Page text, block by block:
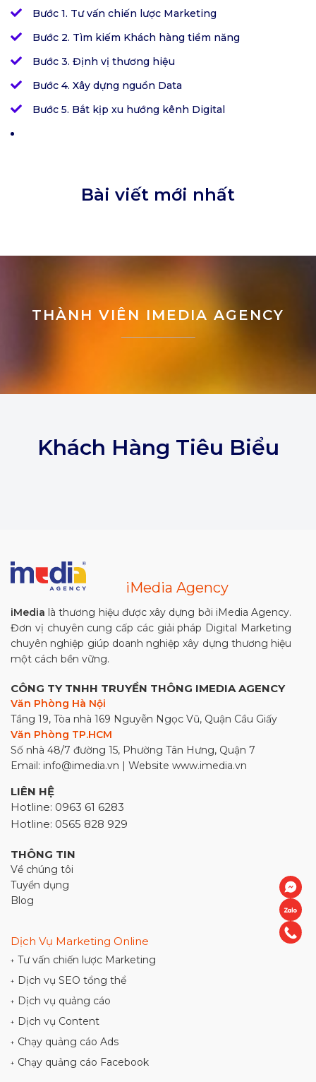
Bước 1. Tư vấn chiến lược Marketing
Bước 2. Tìm kiếm Khách hàng tiềm năng
Bước 3. Định vị thương hiệu
Bước 4. Xây dựng nguồn Data
Bước 5. Bắt kịp xu hướng kênh Digital
Bài viết mới nhất
THÀNH VIÊN IMEDIA AGENCY
Khách Hàng Tiêu Biểu
iMedia Agency
iMedia là thương hiệu được xây dựng bởi iMedia Agency.
Đơn vị chuyên cung cấp các giải pháp Digital Marketing
chuyên nghiệp giúp doanh nghiệp xây dựng thương hiệu
một cách bền vững.
CÔNG TY TNHH TRUYỀN THÔNG IMEDIA AGENCY
Văn Phòng Hà Nội
Tầng 19, Tòa nhà 169 Nguyễn Ngọc Vũ, Quận Cầu Giấy
Văn Phòng TP.HCM
Số nhà 48/7 đường 15, Phường Tân Hưng, Quận 7
Email: info@imedia.vn | Website www.imedia.vn
LIÊN HỆ
Hotline: 0963 61 6283
Hotline: 0565 828 929
THÔNG TIN
Về chúng tôi
Tuyển dụng
Blog
Dịch Vụ Marketing Online
+ Tư vấn chiến lược Marketing
+ Dịch vụ SEO tổng thể
+ Dịch vụ quảng cáo
+ Dịch vụ Content
+ Chạy quảng cáo Ads
+ Chạy quảng cáo Facebook